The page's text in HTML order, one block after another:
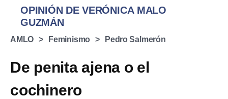
OPINIÓN DE VERÓNICA MALO
GUZMÁN
AMLO Feminismo Pedro Salmerón
De penita ajena o el
cochinero